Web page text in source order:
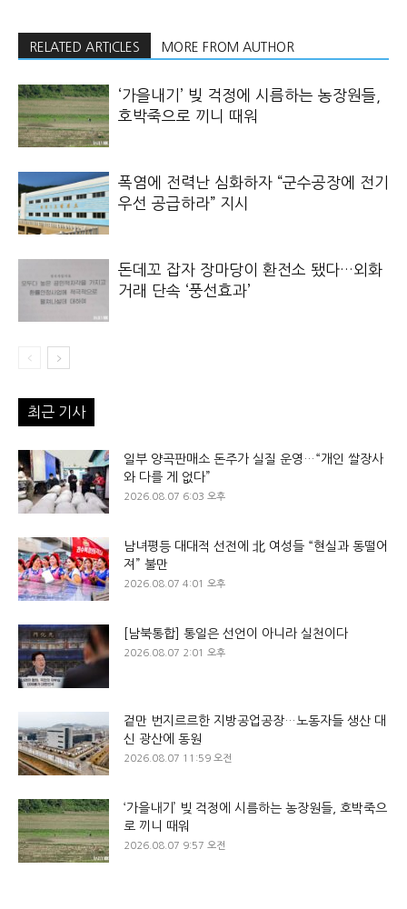
RELATED ARTICLES MORE FROM AUTHOR
‘가을내기’ 빚 걱정에 시름하는 농장원들,
호박죽으로 끼니 때워
폭염에 전력난 심화하자 “군수공장에 전기
우선 공급하라” 지시
돈데꼬 잡자 장마당이 환전소 됐다…외화
거래 단속 ‘풍선효과’
최근 기사
일부 양곡판매소 돈주가 실질 운영…“개인 쌀장사
와 다를 게 없다”
2026.08.07 6:03 오후
남녀평등 대대적 선전에 北 여성들 “현실과 동떨어
져” 불만
2026.08.07 4:01 오후
[남북통합] 통일은 선언이 아니라 실천이다
2026.08.07 2:01 오후
겉만 번지르르한 지방공업공장…노동자들 생산 대
신 광산에 동원
2026.08.07 11:59 오전
‘가을내기’ 빚 걱정에 시름하는 농장원들, 호박죽으
로 끼니 때워
2026.08.07 9:57 오전